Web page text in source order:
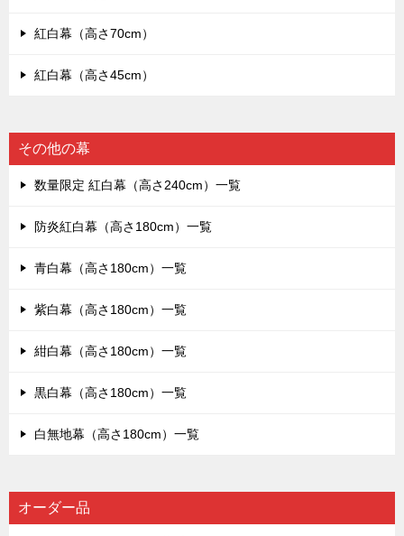
紅白幕（高さ70cm）
紅白幕（高さ45cm）
その他の幕
数量限定 紅白幕（高さ240cm）一覧
防炎紅白幕（高さ180cm）一覧
青白幕（高さ180cm）一覧
紫白幕（高さ180cm）一覧
紺白幕（高さ180cm）一覧
黒白幕（高さ180cm）一覧
白無地幕（高さ180cm）一覧
オーダー品